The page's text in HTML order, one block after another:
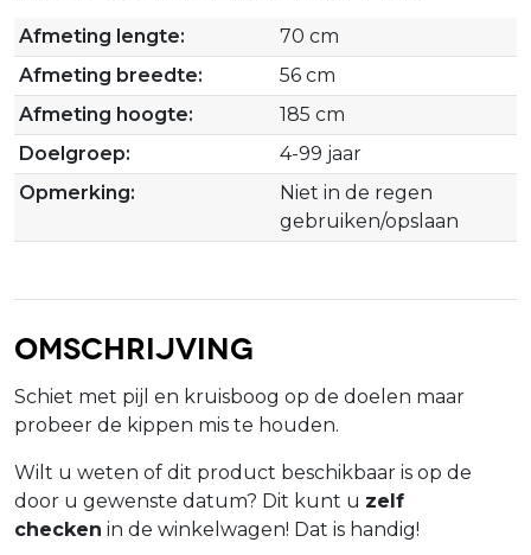
Afmeting lengte:
70 cm
Afmeting breedte:
56 cm
Afmeting hoogte:
185 cm
Doelgroep:
4-99 jaar
Opmerking:
Niet in de regen
gebruiken/opslaan
Omschrijving
Schiet met pijl en kruisboog op de doelen maar
probeer de kippen mis te houden.
Wilt u weten of dit product beschikbaar is op de
door u gewenste datum? Dit kunt u zelf
checken in de winkelwagen! Dat is handig!